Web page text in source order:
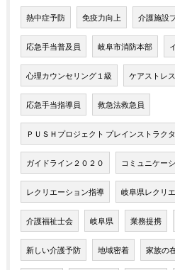
熱中症予防 免疫力向上 介護施設
応急手当普及員 岐阜市消防本部
心理カウンセリング１級 ケアストレス
応急手当指導員 救急法救急員
ＰＵＳＨプロジェクト プレインストラク
ガイドライン２０２０ コミュニケー
レクリエーション指導 岐阜県レクリ
介護福祉士会 岐阜県 業務提携
新しい介護予防 地域密着 家族の